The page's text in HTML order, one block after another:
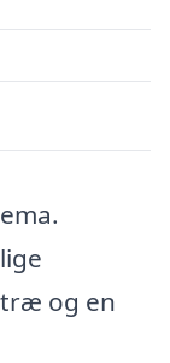
og en